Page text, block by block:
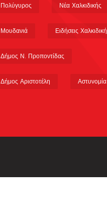
Πολύγυρος Νέα Χαλκιδικής
Μουδανιά Ειδήσεις Χαλκιδική
Δήμος Ν. Προποντίδας
Δήμος Αριστοτέλη Αστυνομία